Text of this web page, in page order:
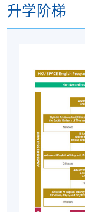
详情
我们不保证整
房间供应情况
* (1) 因突发情
拟授课的方式
师资队伍
课程讲师均来
组。他们中的
升学阶梯